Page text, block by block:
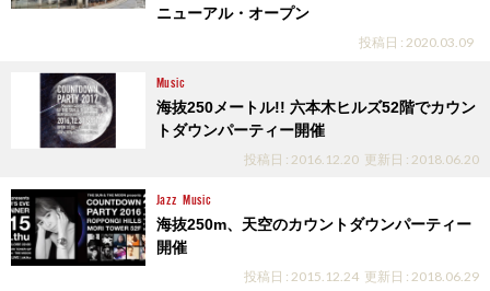
ニューアル・オープン
投稿日 : 2020.03.09
Music
海抜250メートル!! 六本木ヒルズ52階でカウン
トダウンパーティー開催
投稿日 : 2016.12.20 更新日 : 2018.06.20
Jazz Music
海抜250m、天空のカウントダウンパーティー
開催
投稿日 : 2015.12.24 更新日 : 2018.06.29